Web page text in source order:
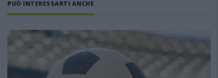
PUÒ INTERESSARTI ANCHE